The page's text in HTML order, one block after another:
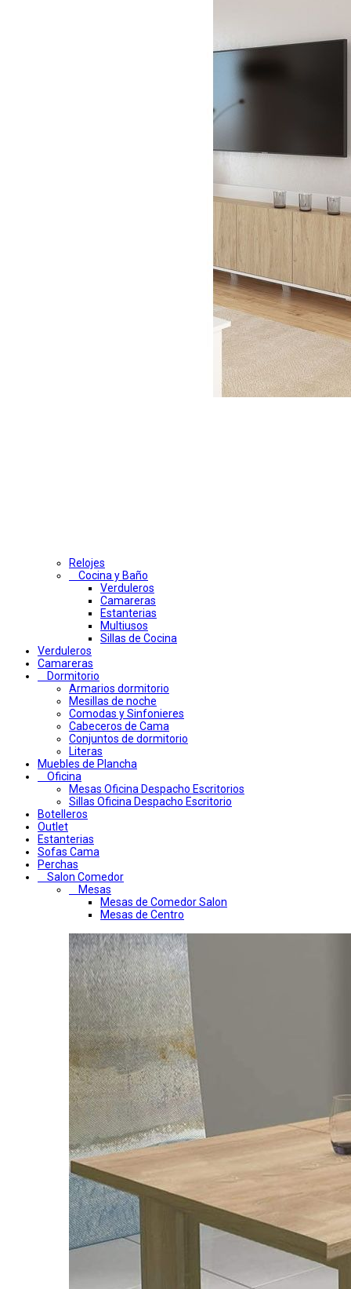
Relojes
Cocina y Baño
Verduleros
Camareras
Estanterias
Multiusos
Sillas de Cocina
Verduleros
Camareras
Dormitorio
Armarios dormitorio
Mesillas de noche
Comodas y Sinfonieres
Cabeceros de Cama
Conjuntos de dormitorio
Literas
Muebles de Plancha
Oficina
Mesas Oficina Despacho Escritorios
Sillas Oficina Despacho Escritorio
Botelleros
Outlet
Estanterias
Sofas Cama
Perchas
Salon Comedor
Mesas
Mesas de Comedor Salon
Mesas de Centro